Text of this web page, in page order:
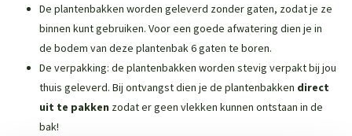
De plantenbakken worden geleverd zonder gaten, zodat je ze
binnen kunt gebruiken. Voor een goede afwatering dien je in
de bodem van deze plantenbak 6 gaten te boren.
De verpakking: de plantenbakken worden stevig verpakt bij jou
thuis geleverd. Bij ontvangst dien je de plantenbakken direct
uit te pakken zodat er geen vlekken kunnen ontstaan in de
bak!